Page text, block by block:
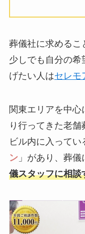
葬儀社に求めるこ
少しでも自分の希
げたい人はセレモ
関東エリアを中
り行ってきた老
ビル内に入ってい
ン 」があり、葬
儀スタッフに相談